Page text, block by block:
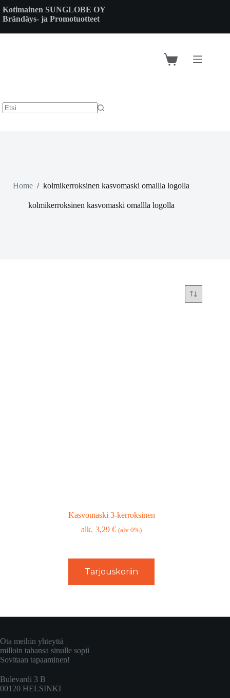
to
content
Kotimainen SUNGLOBE OY
Brändäys- ja Promotuotteet
Shopping
Home / kolmikerroksinen kasvomaski omallla logolla
kolmikerroksinen kasvomaski omallla logolla
Kasvomaski 3-kerroksinen
3,29€ (alv 0%)
Tarjouskoriin
Ota meihin yhteyttä
milloin tahansa sinulle sopii
Sovitaan tapaaminen!
Bulevardi 3 B
00120 HELSINKI